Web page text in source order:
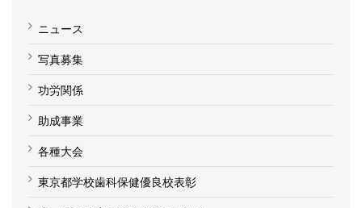
ニュース
写真募集
功労関係
助成事業
各種大会
東京都学校歯科保健優良校表彰